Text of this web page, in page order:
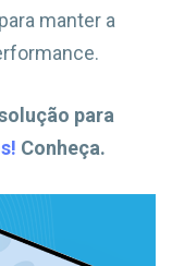
manter a
para
Conheça.